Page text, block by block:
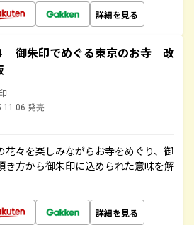
詳細を見る
御朱印でめぐる東京のお寺 改
発売
花々を楽しみながらお寺をめぐり、御
き方から御朱印に込められた意味を解
詳細を見る